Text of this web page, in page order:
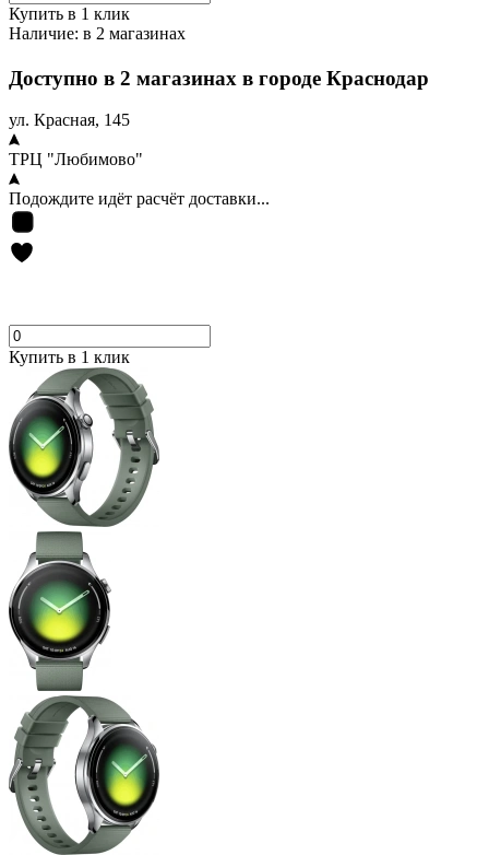
Купить в 1 клик
Наличие: в 2 магазинах
Доступно в 2 магазинах в городе Краснодар
ул. Красная, 145
ТРЦ "Любимово"
Подождите идёт расчёт доставки...
Купить в 1 клик